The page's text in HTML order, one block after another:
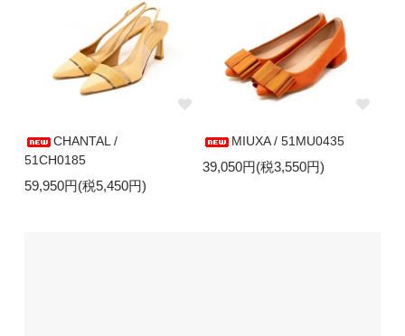
CHANTAL /
51CH0185
59,950円(税5,450円)
MIUXA / 51MU0435
39,050円(税3,550円)